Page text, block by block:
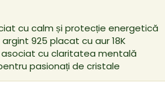
cu calm și protecție energetică
925 placat cu aur 18K
asociat cu claritatea mentală
pasionați de cristale